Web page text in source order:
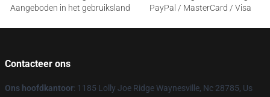
Aangeboden in het gebruiksland
PayPal / MasterCard / Visa
Contacteer ons
Ons hoofdkantoor: 1185 Lolly Joe Ridge Waynesville, Nc 28785, Us